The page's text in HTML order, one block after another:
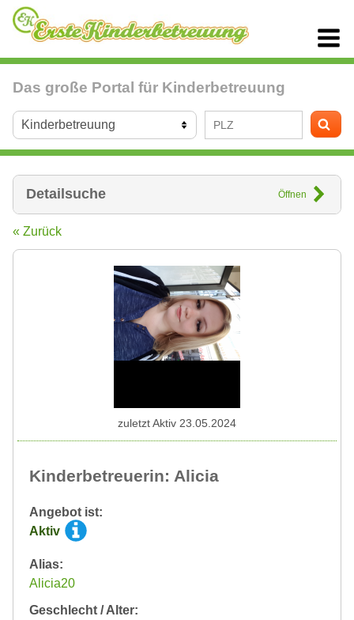
Das große Portal für Kinderbetreuung
Detailsuche Öffnen
« Zurück
Kinderbetreuerin: Alicia
Angebot ist:
Aktiv
Alias:
Alicia20
Geschlecht / Alter:
zuletzt Aktiv 23.05.2024